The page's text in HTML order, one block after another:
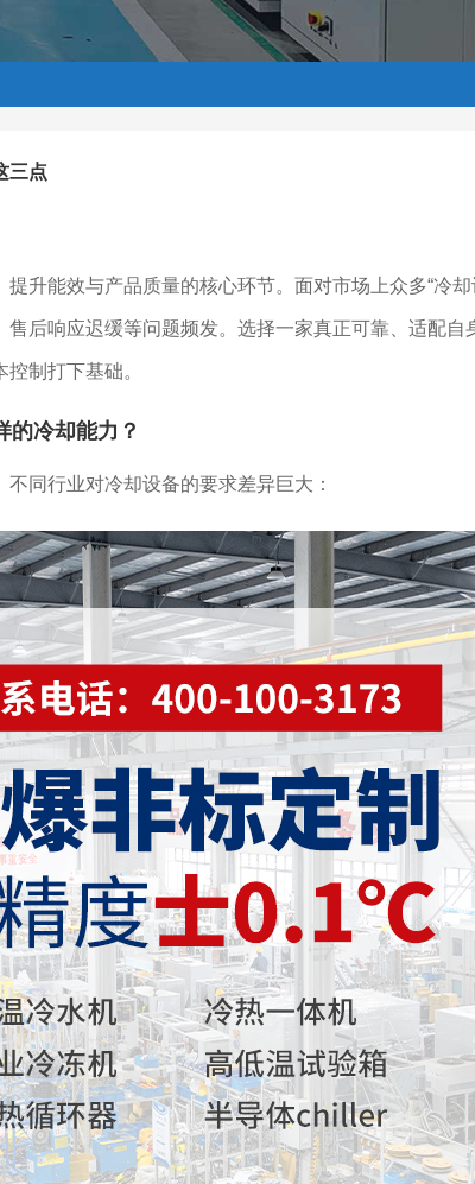
三点
升能效与产品质量的核心环节。面对市场上众多“冷
后响应迟缓等问题频发。选择一家真正可靠、适配自
制打下基础。
的冷却能力？
同行业对冷却设备的要求差异巨大：